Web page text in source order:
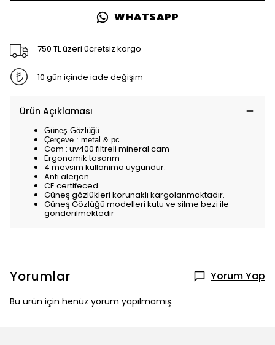
WHATSAPP
750 TL üzeri ücretsiz kargo
10 gün içinde iade değişim
Ürün Açıklaması
Güneş Gözlüğü
Çerçeve : metal & pc
Cam : uv400 filtreli mineral cam
Ergonomik tasarım
4 mevsim kullanıma uygundur.
Anti alerjen
CE certifeced
Güneş gözlükleri korunaklı kargolanmaktadır.
Güneş Gözlüğü modelleri kutu ve silme bezi ile
gönderilmektedir
Yorumlar Yorum Yap
Bu ürün için henüz yorum yapılmamış.